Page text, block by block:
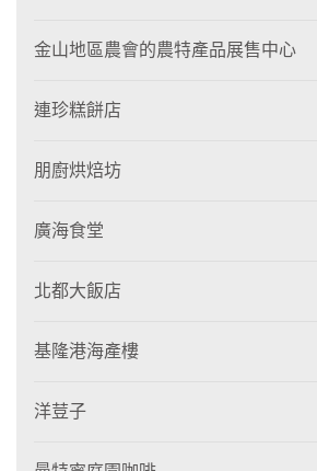
金山地區農會的農特產品展售中心
連珍糕餅店
朋廚烘焙坊
廣海食堂
北都大飯店
基隆港海產樓
洋荳子